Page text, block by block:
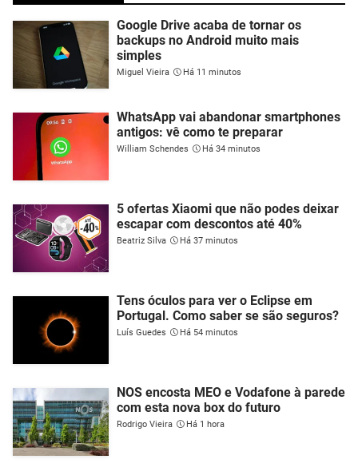
Google Drive acaba de tornar os
backups no Android muito mais
simples
Miguel Vieira Há 11 minutos
WhatsApp vai abandonar smartphones
antigos: vê como te preparar
William Schendes Há 34 minutos
5 ofertas Xiaomi que não podes deixar
escapar com descontos até 40%
Beatriz Silva Há 37 minutos
Tens óculos para ver o Eclipse em
Portugal. Como saber se são seguros?
Luís Guedes Há 54 minutos
NOS encosta MEO e Vodafone à parede
com esta nova box do futuro
Rodrigo Vieira Há 1 hora